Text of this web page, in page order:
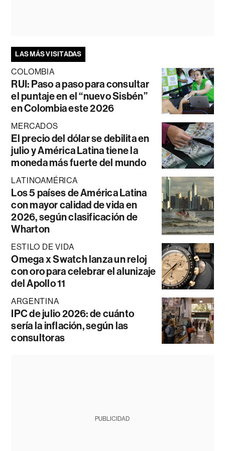
LAS MÁS VISITADAS
COLOMBIA
RUI: Paso a paso para consultar
el puntaje en el “nuevo Sisbén”
en Colombia este 2026
MERCADOS
El precio del dólar se debilita en
julio y América Latina tiene la
moneda más fuerte del mundo
LATINOAMÉRICA
Los 5 países de América Latina
con mayor calidad de vida en
2026, según clasificación de
Wharton
ESTILO DE VIDA
Omega x Swatch lanza un reloj
con oro para celebrar el alunizaje
del Apollo 11
ARGENTINA
IPC de julio 2026: de cuánto
sería la inflación, según las
consultoras
PUBLICIDAD